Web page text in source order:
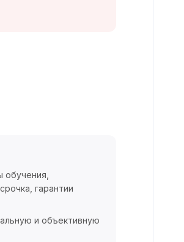
обучения,
гарантии
и объективную